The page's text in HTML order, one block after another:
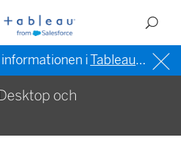
iTableau-hjälpen på engelska (USA)
och